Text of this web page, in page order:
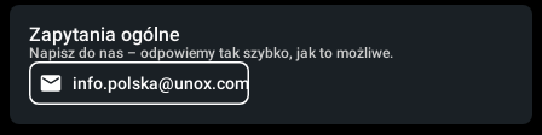
Zapytania ogólne
Napisz do nas – odpowiemy tak szybko, jak to możliwe.
info.polska@unox.com